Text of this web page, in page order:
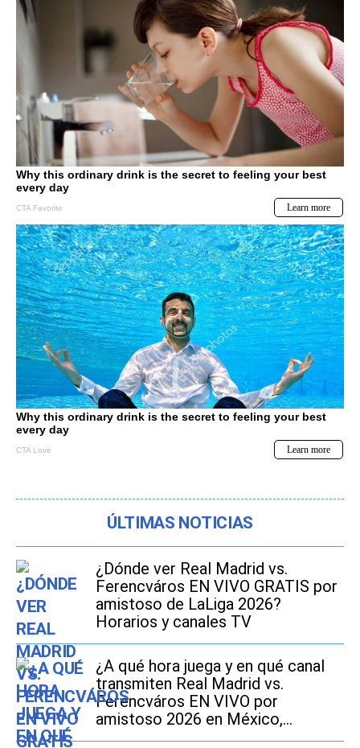
ÚLTIMAS NOTICIAS
¿Dónde ver Real Madrid vs.
Ferencváros EN VIVO GRATIS por
amistoso de LaLiga 2026?
Horarios y canales TV
¿A qué hora juega y en qué canal
transmiten Real Madrid vs.
Ferencváros EN VIVO por
amistoso 2026 en México,
Estados Unidos y España?